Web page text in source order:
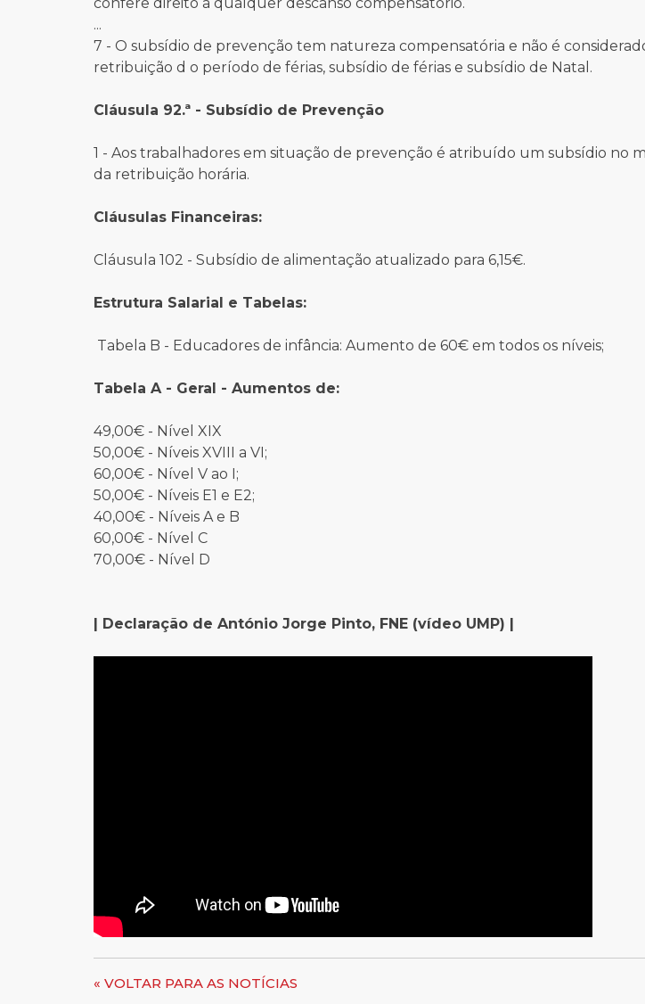
...
7 - O subsídio de prevenção tem natureza compensatória e não é
retribuição d o período de férias, subsídio de férias e subsídio de Natal.
Cláusula 92.ª - Subsídio de Prevenção
1 - Aos trabalhadores em situação de prevenção é atribuído um subsídio no
da retribuição horária.
Cláusulas Financeiras:
Cláusula 102 - Subsídio de alimentação atualizado para 6,15€.
Estrutura Salarial e Tabelas:
Tabela B - Educadores de infância: Aumento de 60€ em todos os níveis;
Tabela A - Geral - Aumentos de:
49,00€ - Nível XIX
50,00€ - Níveis XVIII a VI;
60,00€ - Nível V ao I;
50,00€ - Níveis E1 e E2;
40,00€ - Níveis A e B
60,00€ - Nível C
70,00€ - Nível D
| Declaração de António Jorge Pinto, FNE (vídeo UMP) |
« VOLTAR PARA AS NOTÍCIAS